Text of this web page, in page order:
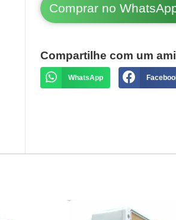
Comprar no
Compartilhe com um
WhatsApp